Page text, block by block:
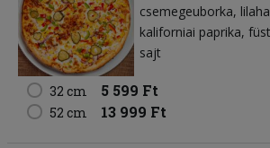
csemegeuborka
kaliforniai paprika
sajt
32 cm 5 599 Ft
52 cm 13 999 Ft